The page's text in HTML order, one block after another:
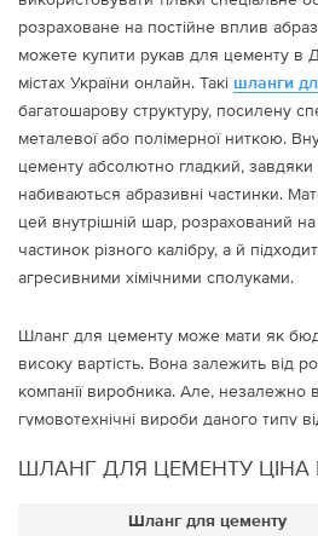
розраховане на постійне вплив
можете купити рукав для цементу в
містах України онлайн. Такі шланги
багатошарову структуру, посилену
металевої або полімерної ниткою.
цементу абсолютно гладкий,
набиваються абразивні частинки.
цей внутрішній шар, розрахований
частинок різного калібру, а й
агресивними хімічними сполуками.
Шланг для цементу може мати як
високу вартість. Вона залежить від
компанії виробника. Але, незалежно
гумовотехнічні вироби даного типу
механічні навантаження. Також їх
ШЛАНГ ДЛЯ ЦЕМЕНТУ ЦІНА
Шланг для цементу